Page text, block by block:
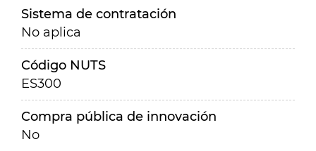
Sistema de contratación
No aplica
Código NUTS
ES300
Compra pública de innovación
No